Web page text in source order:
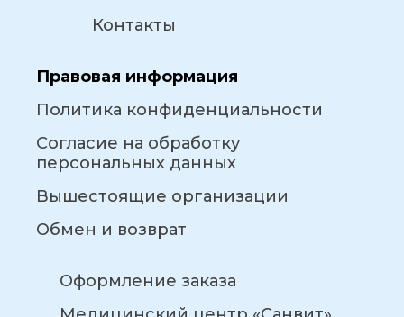
Контакты
Правовая информация
Политика конфиденциальности
Согласие на обработку
персональных данных
Вышестоящие организации
Обмен и возврат
Оформление заказа